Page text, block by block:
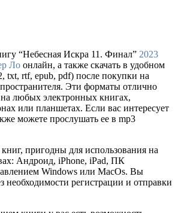
“Небесная Искра 11. Финал” 2023
Ло онлайн, а также скачать в удобном
txt, rtf, epub, pdf) после покупки на
Эти форматы отлично
на любых электронных книгах,
или планшетах. Если вас интересует
можете прослушать ее в mp3
пригодны для использования на
Андроид, iPhone, iPad, ПК
Windows или MacOs. Вы
необходимости регистрации и отправки